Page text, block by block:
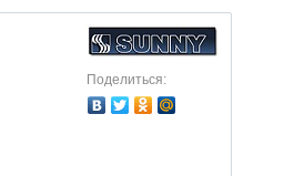
Поделиться: